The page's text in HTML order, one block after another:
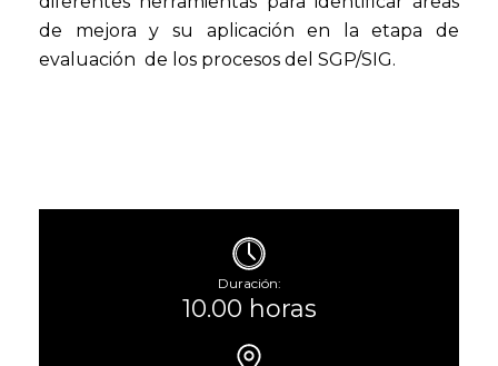
de mejora y su aplicación en la etapa de
evaluación de los procesos del SGP/SIG.
Duración:
10.00 horas